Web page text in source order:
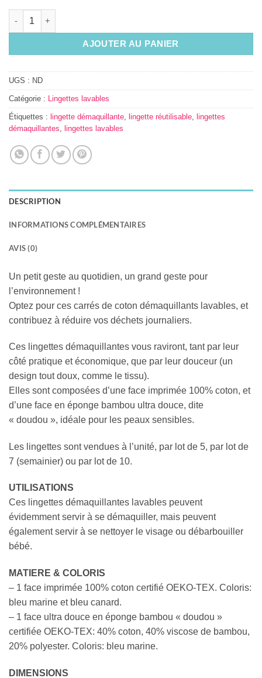
quantité de Lingettes démaquillantes lavables - Eventail bleu
AJOUTER AU PANIER
UGS : ND
Catégorie : Lingettes lavables
Étiquettes : lingette démaquillante, lingette réutilisable, lingettes
démaquillantes, lingettes lavables
DESCRIPTION
INFORMATIONS COMPLÉMENTAIRES
AVIS (0)
Un petit geste au quotidien, un grand geste pour
l’environnement !
Optez pour ces carrés de coton démaquillants lavables, et
contribuez à réduire vos déchets journaliers.
Ces lingettes démaquillantes vous raviront, tant par leur
côté pratique et économique, que par leur douceur (un
design tout doux, comme le tissu).
Elles sont composées d’une face imprimée 100% coton, et
d’une face en éponge bambou ultra douce, dite
« doudou », idéale pour les peaux sensibles.
Les lingettes sont vendues à l’unité, par lot de 5, par lot de
7 (semainier) ou par lot de 10.
UTILISATIONS
Ces lingettes démaquillantes lavables peuvent
évidemment servir à se démaquiller, mais peuvent
également servir à se nettoyer le visage ou débarbouiller
bébé.
MATIERE & COLORIS
– 1 face imprimée 100% coton certifié OEKO-TEX. Coloris:
bleu marine et bleu canard.
– 1 face ultra douce en éponge bambou « doudou »
certifiée OEKO-TEX: 40% coton, 40% viscose de bambou,
20% polyester. Coloris: bleu marine.
DIMENSIONS